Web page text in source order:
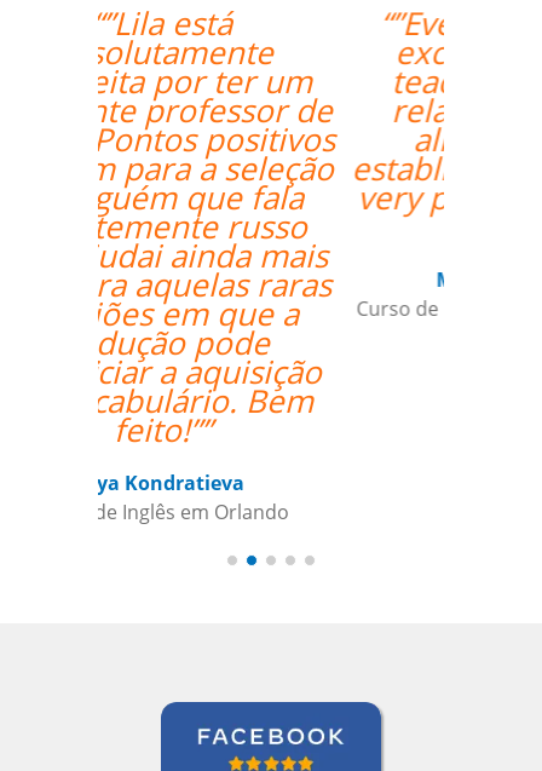
“”Everything went
excellently! The
teacher/student
relationship has
already been
established, and it's a
very positive one for
me.””
Miguel Moneró
Curso de Inglês em Rio de Janeiro